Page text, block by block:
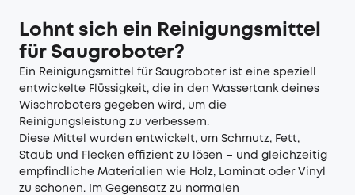
Lohnt sich ein Reinigungsmittel
für Saugroboter?
Ein Reinigungsmittel für Saugroboterist eine speziell
entwickelte Flüssigkeit, die in den Wassertank deines
Wischroboters gegeben wird, um die
Reinigungsleistung zu verbessern.
Diese Mittel wurden entwickelt, um Schmutz, Fett,
Staub und Flecken effizient zu lösen – und gleichzeitig
empfindliche Materialien wie Holz, Laminat oder Vinyl
zu schonen. Im Gegensatz zu normalen